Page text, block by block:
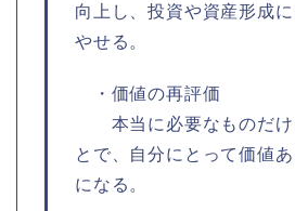
向上し、投資や資産形成
やせる。
・価値の再評価
本当に必要なものだけ
とで、自分にとって価値
になる。